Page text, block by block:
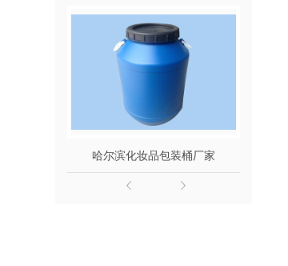
哈尔滨化妆品包装桶厂家